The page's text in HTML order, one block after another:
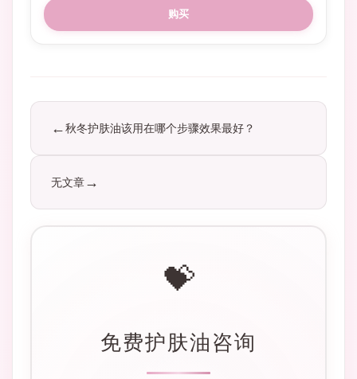
购买
秋冬护肤油该用在哪个步骤效果最好？
无文章
💝
免费护肤油咨询